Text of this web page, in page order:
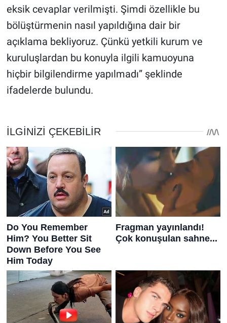
eksik cevaplar verilmişti. Şimdi özellikle bu
bölüştürmenin nasıl yapıldığına dair bir
açıklama bekliyoruz. Çünkü yetkili kurum ve
kuruluşlardan bu konuyla ilgili kamuoyuna
hiçbir bilgilendirme yapılmadı” şeklinde
ifadelerde bulundu.